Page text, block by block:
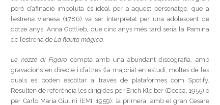
però d’afinació impoluta és ideal per a aquest personatge, que a
l’estrena vienesa (1786) va ser interpretat per una adolescent de
dotze anys, Anna Gottlieb, que cinc anys més tard seria la Pamina
de l’estrena deLa flauta màgica
Le nozze di Figaro compta amb una abundant discografia, amb
gravacions en directe i d’altres (la majoria) en estudi, moltes de les
quals es poden escoltar a través de plataformes com Spotify.
Resulten de referència les dirigides per Erich Kleiber (Decca, 1955) o
per Carlo Maria Giulini (EMI, 1959): la primera, amb el gran Cesare